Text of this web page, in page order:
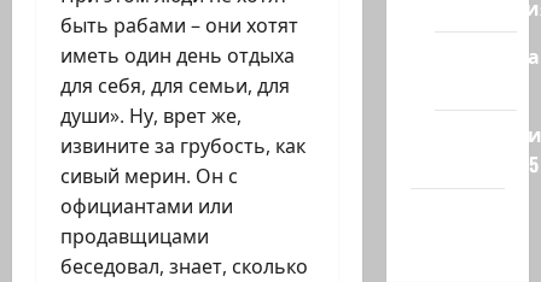
быть рабами – они хотят
иметь один день отдыха
для себя, для семьи, для
души». Ну, врет же,
извините за грубость, как
сивый мерин. Он с
официантами или
продавщицами
беседовал, знает, сколько
Полемика
сайта 2025